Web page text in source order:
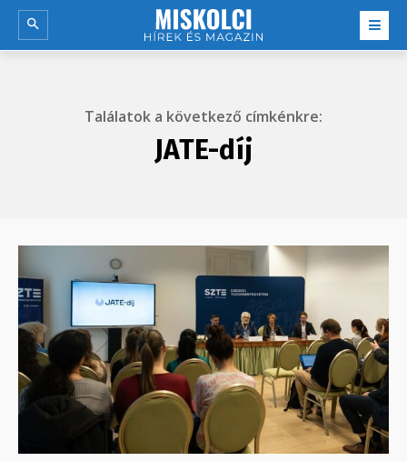
Találatok a következő címkénkre:
JATE-díj